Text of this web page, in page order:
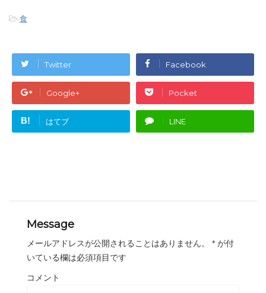
-食
Twitter Facebook
Google+ Pocket
B! はてブ LINE
Message
メールアドレスが公開されることはありません。 * が付
いている欄は必須項目です
コメント